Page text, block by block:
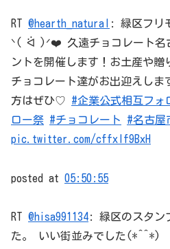
RT @hearth_natural
: 緑区フリ
ᐠ( ᐛ )ᐟ❤️ 久遠チョコレート名
ントを開催します！お土産や贈
チョコレート達がお出迎えしま
方はぜひ♡ #企業公式相互フォ
ロー祭 #チョコレート
#名古屋
pic.twitter.com/cffxlf9BxH
posted at 05:50:55
RT @hisa991134: 緑区のスタン
た。 いい街並みでした(*^^*)